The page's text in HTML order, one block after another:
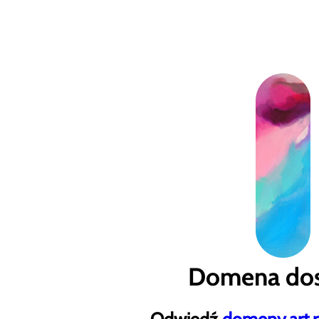
Domena